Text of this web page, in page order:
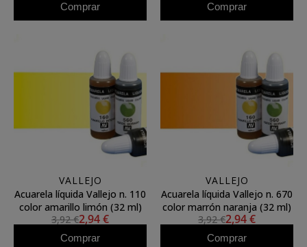
Comprar Comprar
VALLEJO
Acuarela líquida Vallejo n. 110
color amarillo limón (32 ml)
3,92 €2,94 €
Comprar
VALLEJO
Acuarela líquida Vallejo n. 670
color marrón naranja (32 ml)
3,92 €2,94 €
Comprar